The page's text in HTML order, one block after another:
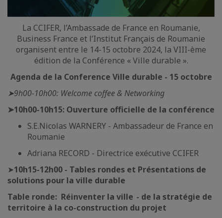
La CCIFER, l’Ambassade de France en Roumanie,
Business France et l’Institut Français de Roumanie
organisent entre le 14-15 octobre 2024, la VIII-ème
édition de la Conférence « Ville durable ».
Agenda de la Conference Ville durable - 15 octobre
➤9h00-10h00: Welcome coffee & Networking
➤10h00-10h15: Ouverture officielle de la conférence
S.E.Nicolas WARNERY - Ambassadeur de France en
Roumanie
Adriana RECORD - Directrice exécutive CCIFER
➤10h15-12h00 - Tables rondes et Présentations de
solutions pour la ville durable
Table ronde: Réinventer la ville - de la stratégie de
territoire à la co-construction du projet